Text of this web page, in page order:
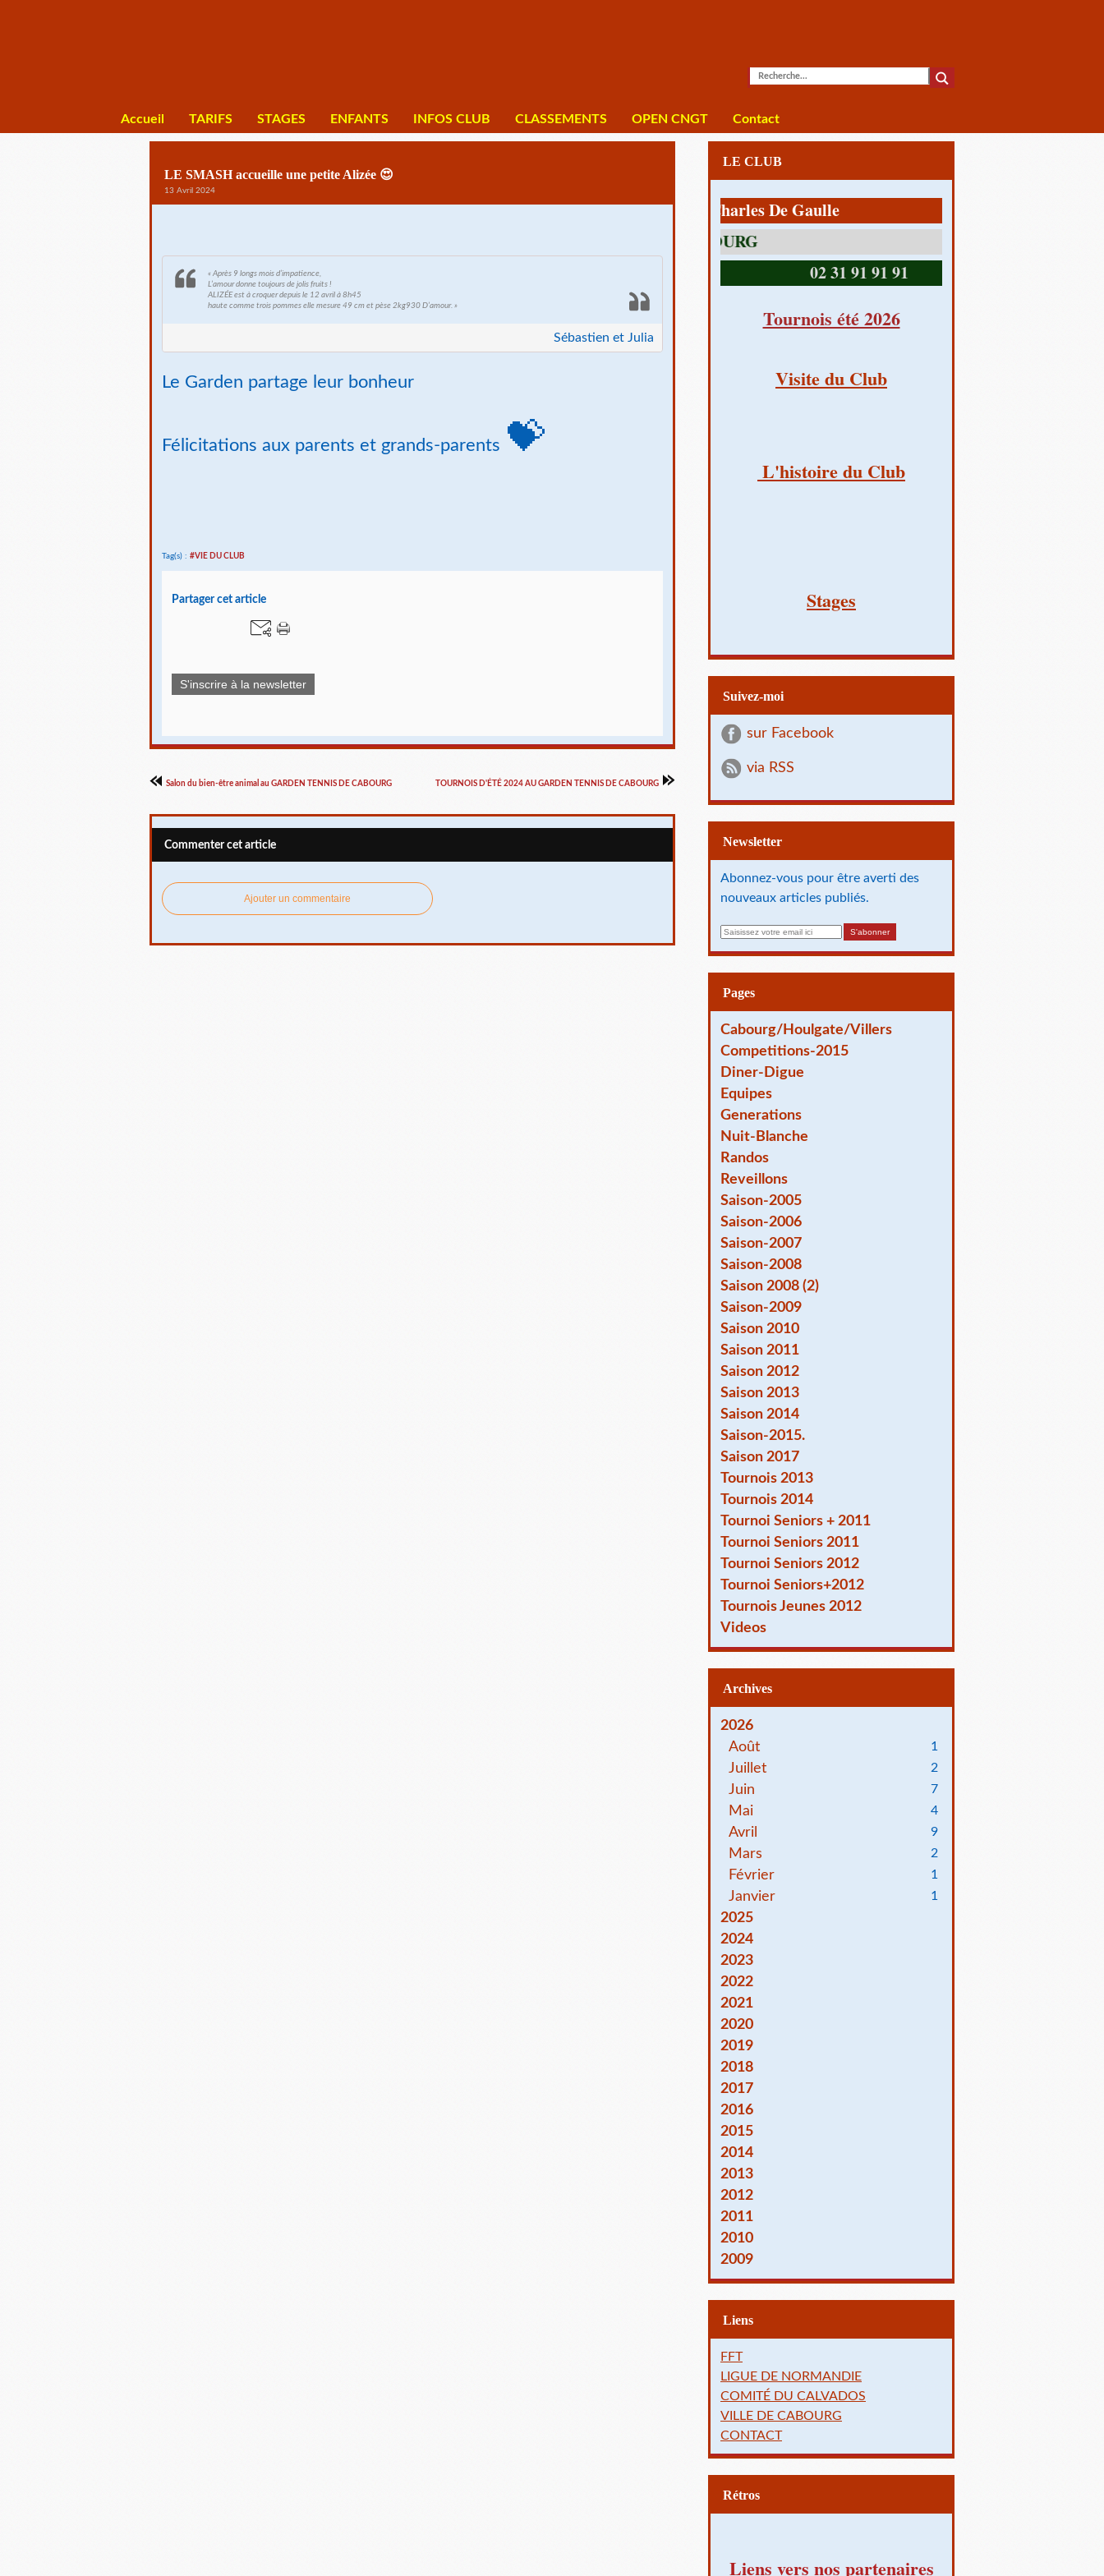
Accueil TARIFS STAGES ENFANTS INFOS CLUB CLASSEMENTS OPEN CNGT Contact
LE SMASH accueille une petite Alizée 😍
13 Avril 2024
« Après 9 longs mois d’impatience,
L’amour donne toujours de jolis fruits !
ALIZÉE est à croquer depuis le 12 avril à 8h45
haute comme trois pommes elle mesure 49 cm et pèse 2kg930 D’amour. »
Sébastien et Julia
Le Garden partage leur bonheur
Félicitations aux parents et grands-parents 💝
Tag(s) : #VIE DU CLUB
Partager cet article
S'inscrire à la newsletter
Salon du bien-être animal au GARDEN TENNIS DE CABOURG TOURNOIS D'ÉTÉ 2024 AU GARDEN TENNIS DE CABOURG
Commenter cet article
Ajouter un commentaire
LE CLUB
1 av Charles De Gaulle
02 31 91 91 91
Tournois été 2026
Visite du Club
L'histoire du Club
Stages
Suivez-moi
sur Facebook
via RSS
Newsletter
Abonnez-vous pour être averti des
nouveaux articles publiés.
a
i
Pages
Cabourg/Houlgate/Villers
Competitions-2015
Diner-Digue
Equipes
Generations
Nuit-Blanche
Randos
Reveillons
Saison-2005
Saison-2006
Saison-2007
Saison-2008
Saison 2008 (2)
Saison-2009
Saison 2010
Saison 2011
Saison 2012
Saison 2013
Saison 2014
Saison-2015.
Saison 2017
Tournois 2013
Tournois 2014
Tournoi Seniors + 2011
Tournoi Seniors 2011
Tournoi Seniors 2012
Tournoi Seniors+2012
Tournois Jeunes 2012
Videos
Archives
2026
Août
1
Juillet 2
Juin 7
Mai 4
Avril 9
Mars 2
Février 1
Janvier 1
2025
2024
2023
2022
2021
2020
2019
2018
2017
2016
2015
2014
2013
2012
2011
2010
2009
Liens
FFT
LIGUE DE NORMANDIE
COMITÉ DU CALVADOS
VILLE DE CABOURG
CONTACT
Rétros
Liens vers nos partenaires